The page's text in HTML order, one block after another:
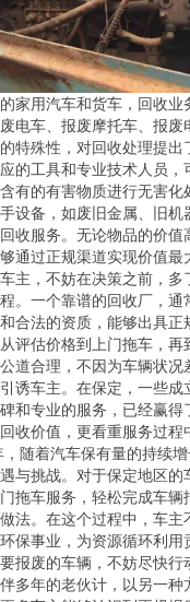
家用汽车和货车，回收业
电车、报废摩托车、报废
特殊性，对回收处理提出
的工具和专业技术人员，
有的有害物质进行无害化
设备，如废旧金属、旧机
收服务。无论物品的价值
通过正规渠道实现价值最
主，不妨在决策之前，多
。一个靠谱的回收厂，通
合法的资质，能够出具正
评估价格到上门拖车，再
道合理，不因为车辆状
诱车主。在保定，一些成
和专业的服务，已经赢
收价值，更看重服务过程
随着汽车保有量的持续
与挑战。对于保定地区的
拖车服务，轻松完成车辆
法。在这个过程中，车主
保事业，为资源循环利用
报废的车辆，不妨尽快行
多年的老伙计，以另一种